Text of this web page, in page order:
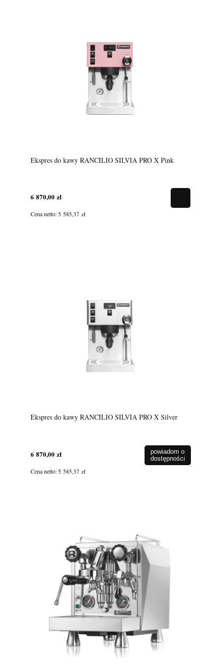
Ekspres do kawy RANCILIO SILVIA PRO X Pink
6 870,00 zł
Cena netto: 5 585,37 zł
Ekspres do kawy RANCILIO SILVIA PRO X Silver
6 870,00 zł
Cena netto: 5 585,37 zł
powiadom o
dostępności